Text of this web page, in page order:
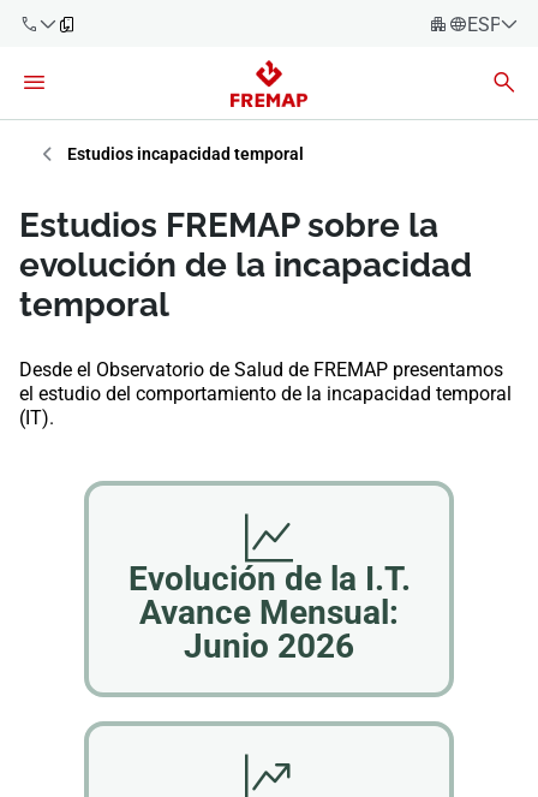
900 61 00
61
+34 91
919 61 61
900 61 00
61
Español
English
Empresas
Asesorías
Trabajadores
Autónomos
Proveedores
Estudios incapacidad temporal
Estudios FREMAP sobre la
evolución de la incapacidad
temporal
Desde el Observatorio de Salud de FREMAP presentamos
el estudio del comportamiento de la incapacidad temporal
(IT).
​​​​​​​​​​​​​​​​​​​​​​​​Evolució​n de la I.T.
Avance Mensual:
Junio ​2026